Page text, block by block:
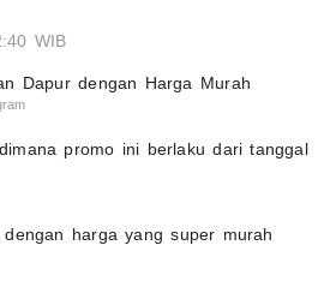
WIB
promo ini berlaku dari tanggal
harga yang super murah